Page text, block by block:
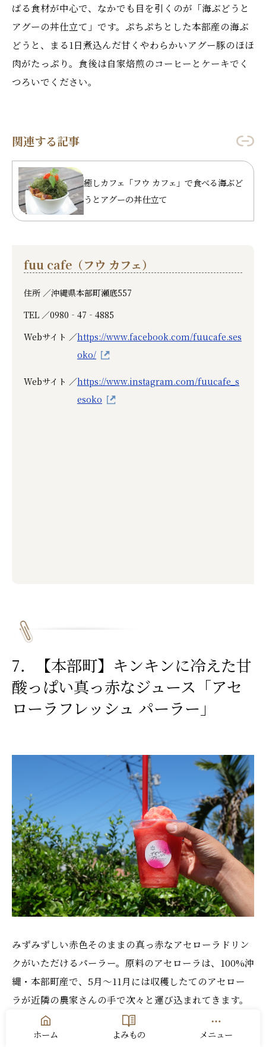
ばる食材が中心で、なかでも目を引くのが「海ぶどうと
アグーの丼仕立て」です。ぷちぷちとした本部産の海ぶ
どうと、まる1日煮込んだ甘くやわらかいアグー豚のほほ
肉がたっぷり。食後は自家焙煎のコーヒーとケーキでく
つろいでください。
関連する記事
癒しカフェ「フウ カフェ」で食べる海ぶど
うとアグーの丼仕立て
fuu cafe（フウ カフェ）
住所 ／沖縄県本部町瀬底557
TEL ／0980‐47‐4885
Webサイト ／https://www.facebook.com/fuucafe.ses
oko/
Webサイト ／https://www.instagram.com/fuucafe_s
esoko
7．【本部町】キンキンに冷えた甘
酸っぱい真っ赤なジュース「アセ
ローラフレッシュ パーラー」
みずみずしい赤色そのままの真っ赤なアセローラドリン
クがいただけるパーラー。原料のアセローラは、100%沖
縄・本部町産で、5月～11月には収穫したてのアセロー
ラが近隣の農家さんの手で次々と運び込まれてきます。
ホーム よみもの メニュー